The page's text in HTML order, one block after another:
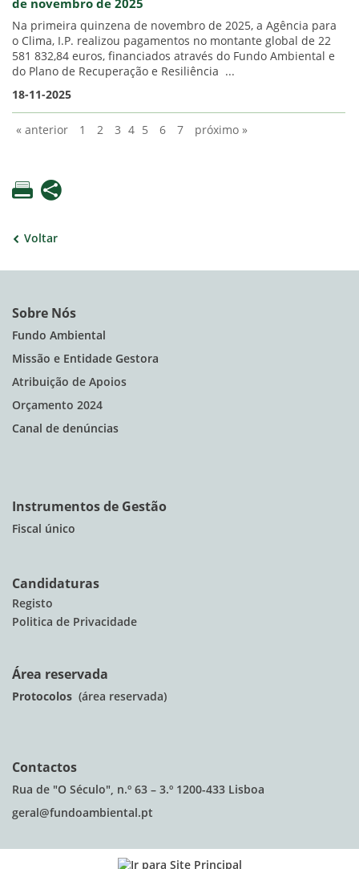
de novembro de 2025
Na primeira quinzena de novembro de 2025, a Agência para
o Clima, I.P. realizou pagamentos no montante global de 22
581 832,84 euros, financiados através do Fundo Ambiental e
do Plano de Recuperação e Resiliência ...
18-11-2025
« anterior 1 2 3 4 5 6 7 próximo »
Voltar
Sobre Nós
Fundo Ambiental
Missão e Entidade Gestora
Atribuição de Apoios
Orçamento 2024
Canal de denúncias
Instrumentos de Gestão
Fiscal único
Candidaturas
Registo
Politica de Privacidade
Área reservada
Protocolos (área reservada)
Contactos
Rua de "O Século", n.º 63 – 3.º 1200-433 Lisboa
geral@fundoambiental.pt